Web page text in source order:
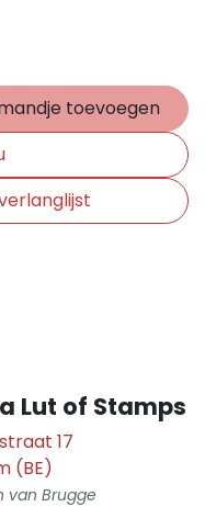
toevoegen
Lut of Stamps
17
(BE)
van Brugge